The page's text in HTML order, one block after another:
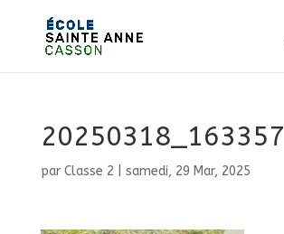
20250318_163357
par Classe 2 samedi, 29 Mar, 2025